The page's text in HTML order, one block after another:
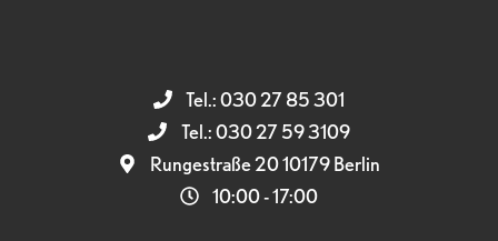
Tel.: 030 27 85 301
Tel.: 030 27 59 3109
Rungestraße 20 10179 Berlin
10:00 - 17:00